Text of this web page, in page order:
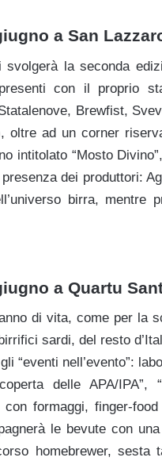
a San
la seconda
con il proprio
Brewfist,
oltre ad un corner
intitolato “Mosto
dei produttori:
birra, mentre
a Quartu
di vita, come per la
sardi, del resto
“eventi nell’evento”:
delle APA/
con formaggi, finger-
le bevute con
homebrewer, sesta